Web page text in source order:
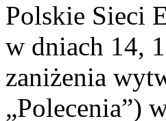
Polskie Sieci
w dniach 14,
zaniżenia
„Polecenia”)